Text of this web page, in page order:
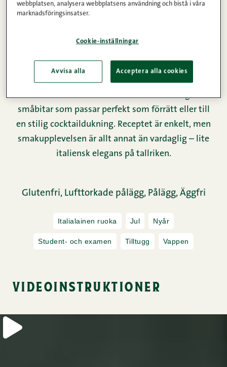
något nytt och spännande, prova den här italienska
munsbiten möts Medelhavets klassiker: lufttorkad
skinka, soltorkad tomat, färsk mozzarella och
aromatisk basilika. Rullarna formas till eleganta
småbitar som passar perfekt som förrätt eller till
en stilig cocktaildukning. Receptet är enkelt, men
smakupplevelsen är allt annat än vardaglig – lite
italiensk elegans på tallriken.
Glutenfri, Lufttorkade pålägg, Pålägg, Äggfri
Italialainen ruoka Jul Nyår
Student- och examen Tilltugg Vappen
videoinstruktioner
webbplatsen, analysera webbplatsens användning och bistå i våra
marknadsföringsinsatser.
Cookie-inställningar
Avvisa alla Acceptera alla cookies